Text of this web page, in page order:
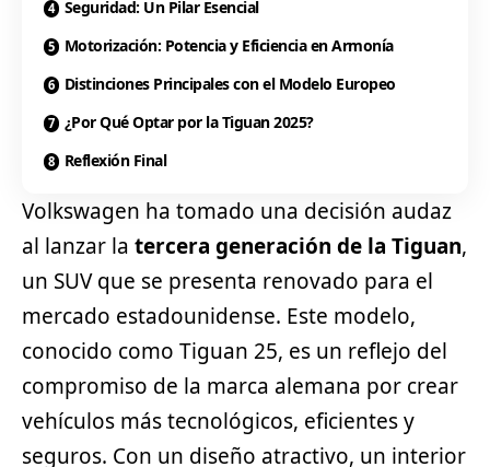
Seguridad: Un Pilar Esencial
Motorización: Potencia y Eficiencia en Armonía
Distinciones Principales con el Modelo Europeo
¿Por Qué Optar por la Tiguan 2025?
Reflexión Final
Volkswagen ha tomado una decisión audaz
al lanzar la tercera generación de la Tiguan,
un SUV que se presenta renovado para el
mercado estadounidense. Este modelo,
conocido como Tiguan 25, es un reflejo del
compromiso de la marca alemana por crear
vehículos más tecnológicos, eficientes y
seguros. Con un diseño atractivo, un interior